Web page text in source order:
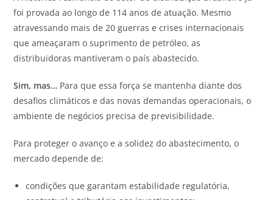
foi provada ao longo de 114 anos de atuação. Mesmo
atravessando mais de 20 guerras e crises internacionais
que ameaçaram o suprimento de petróleo, as
distribuidoras mantiveram o país abastecido.
Sim, mas… Para que essa força se mantenha diante dos
desafios climáticos e das novas demandas operacionais, o
ambiente de negócios precisa de previsibilidade.
Para proteger o avanço e a solidez do abastecimento, o
mercado depende de:
condições que garantam estabilidade regulatória,